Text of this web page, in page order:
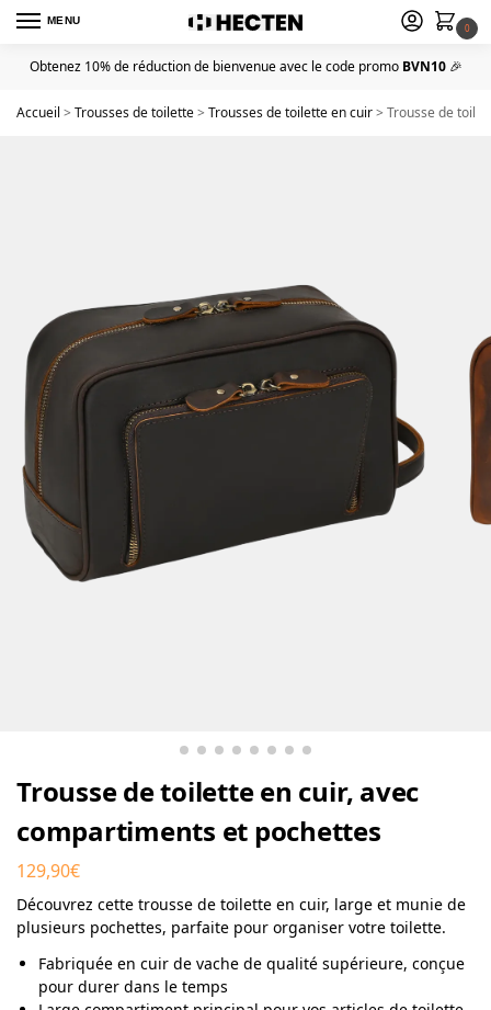
MENU
0
Obtenez 10% de réduction de bienvenue avec le code promo BVN10🎉
Accueil > Trousses de toilette> Trousses de toilette en cuir> Trousse de
Trousse de toilette en cuir, avec
compartiments et pochettes
129,90€
Découvrez cette trousse de toilette en cuir, large et munie de
plusieurs pochettes, parfaite pour organiser votre toilette.
Fabriquée en cuir de vache de qualité supérieure, conçue
pour durer dans le temps